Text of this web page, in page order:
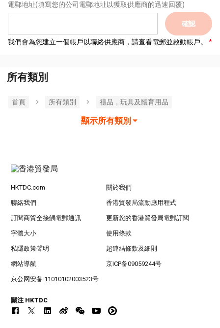
電郵地址(填寫您的公司電郵地址以獲取供應商的迅速回覆)
確認
我們會為您建立一個帳戶以聯絡供應商，請查看電郵並啟動帳戶。
所有類別
首頁 所有類別 禮品，玩具及體育用品
顯示所有類別
HKTDC.com 關於我們
聯絡我們 香港貿發局流動應用程式
訂閱商貿全接觸電郵通訊 更新您的香港貿發局電郵訂閱
字體大小 使用條款
私隱政策聲明 超連結條款及細則
網站導航 京ICP备09059244号
京公网安备 11010102003523号
關注 HKTDC